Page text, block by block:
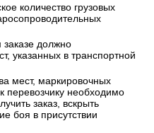
количество грузовых
должно
указанных в транспортной
мест, маркировочных
перевозчику необходимо
заказ, вскрыть
боя в присутствии